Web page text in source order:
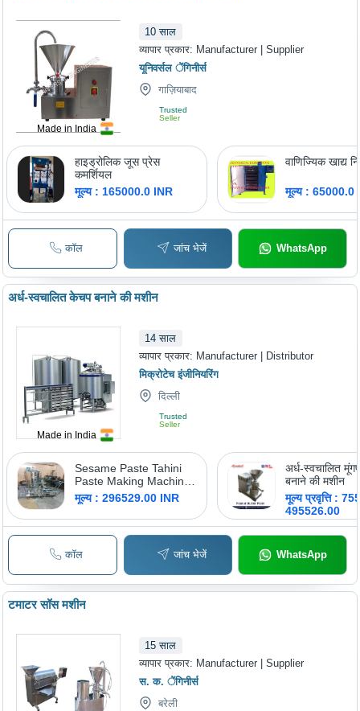
Made in India
10 साल
व्यापार प्रकार: Manufacturer | Supplier
यूनिवर्सल ेंगिनीर्स
गाज़ियाबाद
Trusted
Seller
हाइड्रोलिक जूस प्रेस
कमर्शियल
मूल्य : 165000.0 INR
वाणिज्यिक खाद्य
मूल्य : 65000.0
कॉल जांच भेजें WhatsApp
Made in India
अर्ध-स्वचालित केचप बनाने की मशीन
14 साल
व्यापार प्रकार: Manufacturer | Distributor
मिक्रोटेच इंजीनियरिंग
दिल्ली
Trusted
Seller
Sesame Paste Tahini
Paste Making Machines
- Stainless Steel,
Vertical Mill for Versatile
Food Production |
Integrated Cooling
मूल्य : 296529.00 INR
अर्ध-स्वचालित
बनाने की मशीन
मूल्य प्रवृत्ति :
495526.00
कॉल जांच भेजें WhatsApp
टमाटर सॉस मशीन
15 साल
व्यापार प्रकार: Manufacturer | Supplier
स. क. ेंगिनीर्स
बरेली